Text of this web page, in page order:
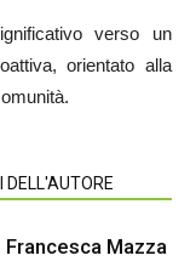
verso un
orientato alla
DELL'AUTORE
Francesca Mazza